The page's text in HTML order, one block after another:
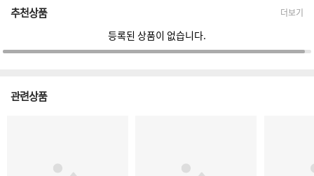
추천상품 더보기
등록된 상품이 없습니다.
관련상품